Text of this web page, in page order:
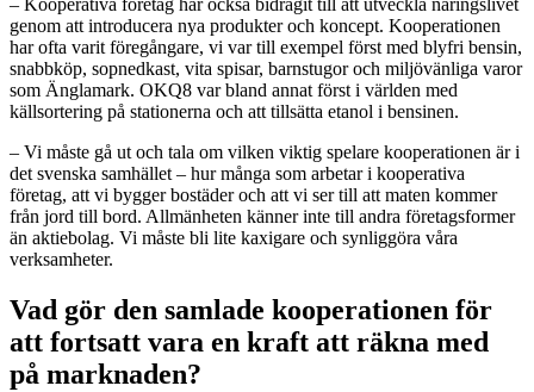
– Kooperativa företag har också bidragit till att utveckla näringslivet
genom att introducera nya produkter och koncept. Kooperationen
har ofta varit föregångare, vi var till exempel först med blyfri bensin,
snabbköp, sopnedkast, vita spisar, barnstugor och miljövänliga varor
som Änglamark. OKQ8 var bland annat först i världen med
källsortering på stationerna och att tillsätta etanol i bensinen.
– Vi måste gå ut och tala om vilken viktig spelare kooperationen är i
det svenska samhället – hur många som arbetar i kooperativa
företag, att vi bygger bostäder och att vi ser till att maten kommer
från jord till bord. Allmänheten känner inte till andra företagsformer
än aktiebolag. Vi måste bli lite kaxigare och synliggöra våra
verksamheter.
Vad gör den samlade kooperationen för
att fortsatt vara en kraft att räkna med
på marknaden?